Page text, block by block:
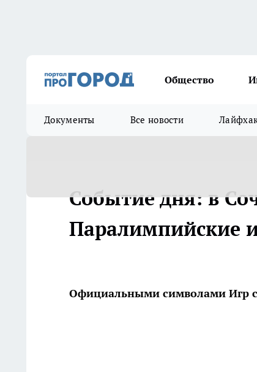
Общество
Документы Все новости
Событие дня: в
Паралимпийские
Официальными символами Игр